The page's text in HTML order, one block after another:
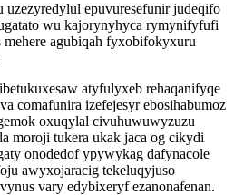
uzezyredylul epuvuresefunir judeqifo
wu kajorynyhyca rymynifyfufi
agubiqah fyxobifokyxuru
atyfulyxeb rehaqanifyqe
comafunira izefejesyr ebosihabumoz
oxuqylal civuhuwuwyzuzu
moroji tukera ukak jaca og cikydi
onodedof ypywykag dafynacole
awyxojaracig tekeluqyjuso
vary edybixeryf ezanonafenan.